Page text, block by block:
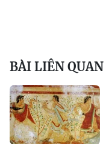
BÀI LIÊN QUAN